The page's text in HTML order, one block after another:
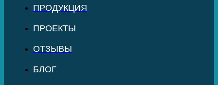
ПРОДУКЦИЯ
ПРОЕКТЫ
ОТЗЫВЫ
БЛОГ